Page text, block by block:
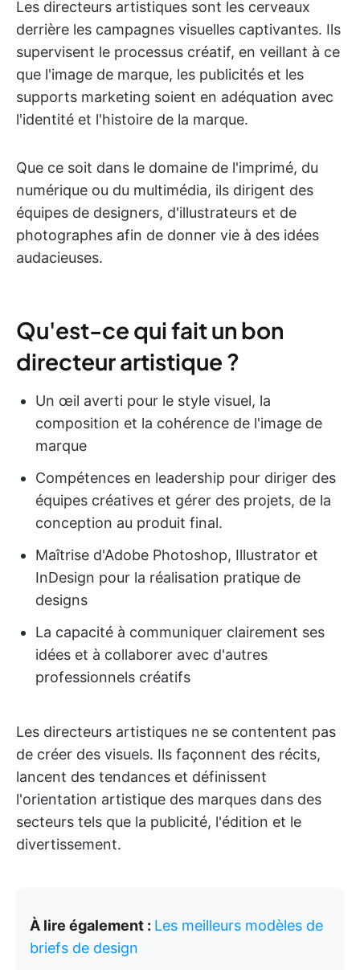
Les directeurs artistiques sont les cerveaux
derrière les campagnes visuelles captivantes. Ils
supervisent le processus créatif, en veillant à ce
que l'image de marque, les publicités et les
supports marketing soient en adéquation avec
l'identité et l'histoire de la marque.
Que ce soit dans le domaine de l'imprimé, du
numérique ou du multimédia, ils dirigent des
équipes de designers, d'illustrateurs et de
photographes afin de donner vie à des idées
audacieuses.
Qu'est-ce qui fait un bon
directeur artistique ?
Un œil averti pour le style visuel, la
composition et la cohérence de l'image de
marque
Compétences en leadership pour diriger des
équipes créatives et gérer des projets, de la
conception au produit final.
Maîtrise d'Adobe Photoshop, Illustrator et
InDesign pour la réalisation pratique de
designs
La capacité à communiquer clairement ses
idées et à collaborer avec d'autres
professionnels créatifs
Les directeurs artistiques ne se contentent pas
de créer des visuels. Ils façonnent des récits,
lancent des tendances et définissent
l'orientation artistique des marques dans des
secteurs tels que la publicité, l'édition et le
divertissement.
À lire également : Les meilleurs modèles de
briefs de design